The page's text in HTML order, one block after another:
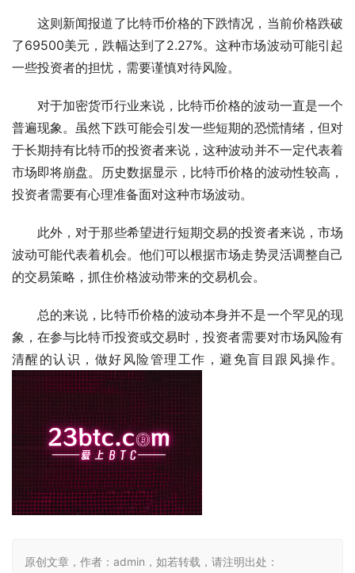
这则新闻报道了比特币价格的下跌情况，当前价格跌破
了69500美元，跌幅达到了2.27%。这种市场波动可能引起
一些投资者的担忧，需要谨慎对待风险。
对于加密货币行业来说，比特币价格的波动一直是一个
普遍现象。虽然下跌可能会引发一些短期的恐慌情绪，但对
于长期持有比特币的投资者来说，这种波动并不一定代表着
市场即将崩盘。历史数据显示，比特币价格的波动性较高，
投资者需要有心理准备面对这种市场波动。
此外，对于那些希望进行短期交易的投资者来说，市场
波动可能代表着机会。他们可以根据市场走势灵活调整自己
的交易策略，抓住价格波动带来的交易机会。
总的来说，比特币价格的波动本身并不是一个罕见的现
象，在参与比特币投资或交易时，投资者需要对市场风险有
清醒的认识，做好风险管理工作，避免盲目跟风操作。
原创文章，作者：admin，如若转载，请注明出处：